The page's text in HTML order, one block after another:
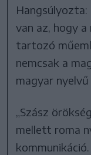
van az, hogy
tartozó
nemcsak a
magyar
„Szász
mellett roma